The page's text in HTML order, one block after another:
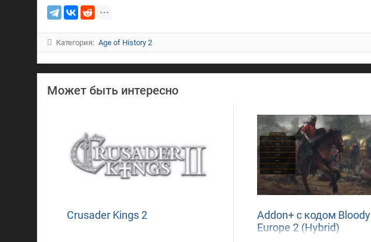
Категория: Age of History 2
Может быть интересно
Crusader Kings 2
Addon+ с кодом Bloody
Europe 2 (Hybrid)